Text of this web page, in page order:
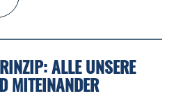
ALLE UNSERE
MITEINANDER